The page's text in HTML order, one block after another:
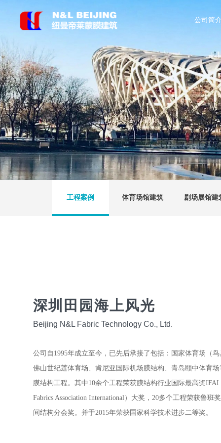
公司简
工程案例 体育场馆建筑 剧场展馆建
深圳田园海上风光
Beijing N&L Fabric Technology Co., Ltd.
公司自1995年成立至今，已先后承接了包括：国家体育场（
佛山世纪莲体育场、肯尼亚国际机场膜结构、青岛颐中体育
膜结构工程。其中10余个工程荣获膜结构行业国际最高奖IFAI
Fabrics Association International）大奖，20多个工程荣获鲁班
间结构分会奖。并于2015年荣获国家科学技术进步二等奖。